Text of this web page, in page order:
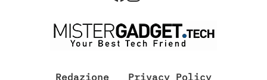
Redazione Privacy Policy